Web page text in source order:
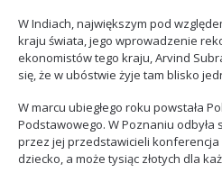
W Indiach, największym pod
kraju świata, jego wprowadzenie
ekonomistów tego kraju, Arvind
się, że w ubóstwie żyje tam blisko
W marcu ubiegłego roku powstała
Podstawowego. W Poznaniu
przez jej przedstawicieli konferencja
dziecko, a może tysiąc złotych dla